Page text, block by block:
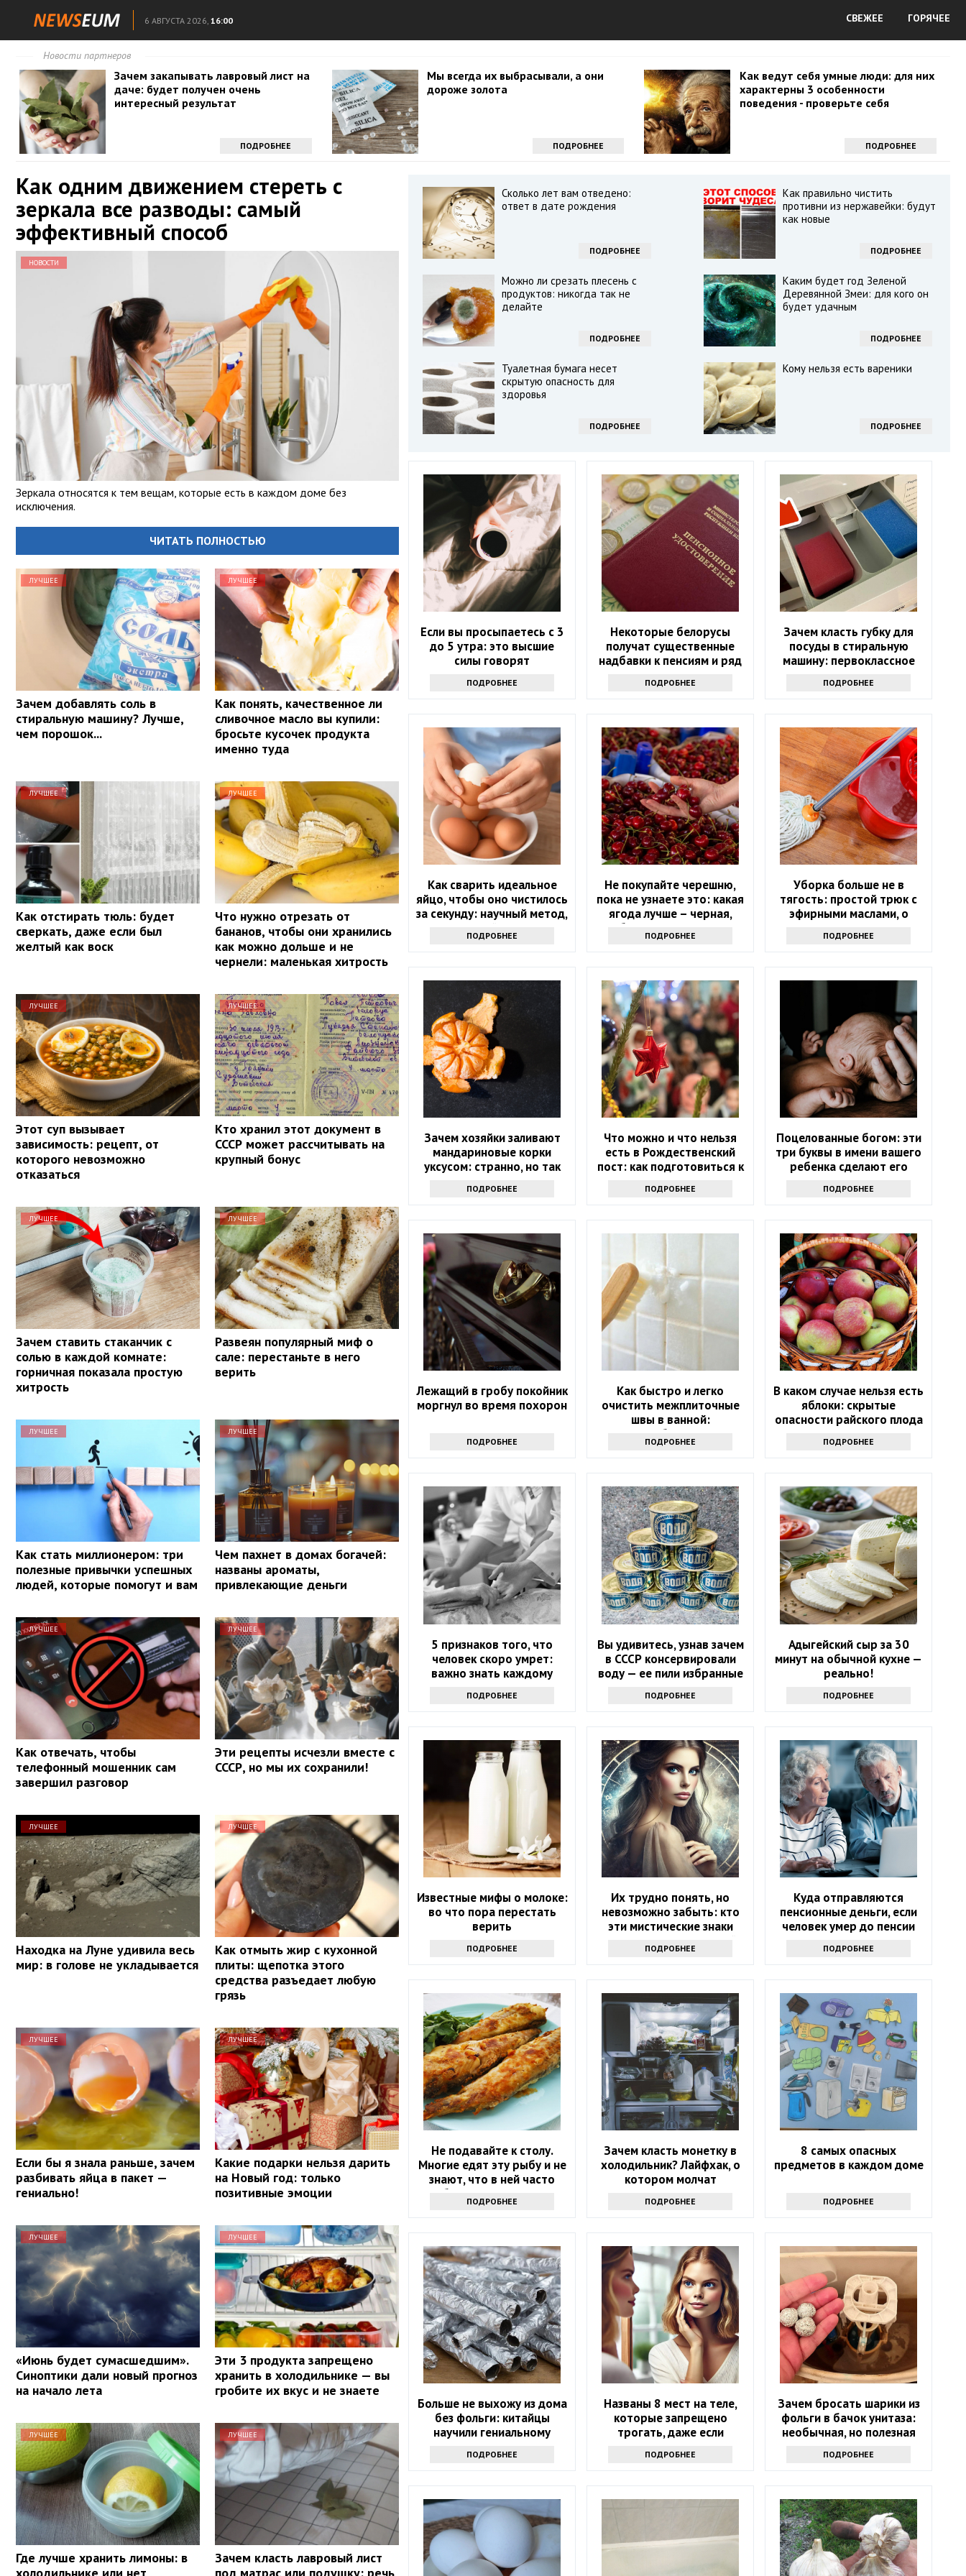
6 АВГУСТА 2026, 16:00 СВЕЖЕЕ ГОРЯЧЕЕ
Новости партнеров
Зачем закапывать лавровый лист на
даче: будет получен очень
интересный результат
ПОДРОБНЕЕ
Мы всегда их выбрасывали, а они
дороже золота
ПОДРОБНЕЕ
Как ведут себя умные люди: для них
характерны 3 особенности
поведения - проверьте себя
ПОДРОБНЕЕ
Как одним движением стереть с
зеркала все разводы: самый
эффективный способ
НОВОСТИ
Зеркала относятся к тем вещам, которые есть в каждом доме без
исключения.
ЧИТАТЬ ПОЛНОСТЬЮ
ЛУЧШЕЕ
Зачем добавлять соль в
стиральную машину? Лучше,
чем порошок...
ЛУЧШЕЕ
Как понять, качественное ли
сливочное масло вы купили:
бросьте кусочек продукта
именно туда
ЛУЧШЕЕ
Как отстирать тюль: будет
сверкать, даже если был
желтый как воск
ЛУЧШЕЕ
Что нужно отрезать от
бананов, чтобы они хранились
как можно дольше и не
чернели: маленькая хитрость
ЛУЧШЕЕ
Этот суп вызывает
зависимость: рецепт, от
которого невозможно
отказаться
ЛУЧШЕЕ
Кто хранил этот документ в
СССР может рассчитывать на
крупный бонус
ЛУЧШЕЕ
Зачем ставить стаканчик с
солью в каждой комнате:
горничная показала простую
хитрость
ЛУЧШЕЕ
Развеян популярный миф о
сале: перестаньте в него
верить
ЛУЧШЕЕ
Как стать миллионером: три
полезные привычки успешных
людей, которые помогут и вам
ЛУЧШЕЕ
Чем пахнет в домах богачей:
названы ароматы,
привлекающие деньги
ЛУЧШЕЕ
Как отвечать, чтобы
телефонный мошенник сам
завершил разговор
ЛУЧШЕЕ
Эти рецепты исчезли вместе с
СССР, но мы их сохранили!
ЛУЧШЕЕ
Находка на Луне удивила весь
мир: в голове не укладывается
ЛУЧШЕЕ
Как отмыть жир с кухонной
плиты: щепотка этого
средства разъедает любую
грязь
ЛУЧШЕЕ
Если бы я знала раньше, зачем
разбивать яйца в пакет —
гениально!
ЛУЧШЕЕ
Какие подарки нельзя дарить
на Новый год: только
позитивные эмоции
ЛУЧШЕЕ
«Июнь будет сумасшедшим».
Синоптики дали новый прогноз
на начало лета
ЛУЧШЕЕ
Эти 3 продукта запрещено
хранить в холодильнике — вы
гробите их вкус и не знаете
ЛУЧШЕЕ
Где лучше хранить лимоны: в
холодильнике или нет
ЛУЧШЕЕ
Зачем класть лавровый лист
под матрас или подушку: речь
Сколько лет вам отведено:
ответ в дате рождения
ПОДРОБНЕЕ
Как правильно чистить
противни из нержавейки: будут
как новые
ПОДРОБНЕЕ
Можно ли срезать плесень с
продуктов: никогда так не
делайте
ПОДРОБНЕЕ
Каким будет год Зеленой
Деревянной Змеи: для кого он
будет удачным
ПОДРОБНЕЕ
Туалетная бумага несет
скрытую опасность для
здоровья
ПОДРОБНЕЕ
Кому нельзя есть вареники
ПОДРОБНЕЕ
Если вы просыпаетесь с 3
до 5 утра: это высшие
силы говорят
ПОДРОБНЕЕ
Некоторые белорусы
получат существенные
надбавки к пенсиям и ряд
ПОДРОБНЕЕ
Зачем класть губку для
посуды в стиральную
машину: первоклассное
ПОДРОБНЕЕ
Как сварить идеальное
яйцо, чтобы оно чистилось
за секунду: научный метод,
основанный на физике
ПОДРОБНЕЕ
Не покупайте черешню,
пока не узнаете это: какая
ягода лучше – черная,
белая или розовая
ПОДРОБНЕЕ
Уборка больше не в
тягость: простой трюк с
эфирными маслами, о
ПОДРОБНЕЕ
Зачем хозяйки заливают
мандариновые корки
уксусом: странно, но так
ПОДРОБНЕЕ
Что можно и что нельзя
есть в Рождественский
пост: как подготовиться к
ПОДРОБНЕЕ
Поцелованные богом: эти
три буквы в имени вашего
ребенка сделают его
ПОДРОБНЕЕ
Лежащий в гробу покойник
моргнул во время похорон
ПОДРОБНЕЕ
Как быстро и легко
очистить межплиточные
швы в ванной:
понадобится соль
ПОДРОБНЕЕ
В каком случае нельзя есть
яблоки: скрытые
опасности райского плода
ПОДРОБНЕЕ
5 признаков того, что
человек скоро умрет:
важно знать каждому
ПОДРОБНЕЕ
Вы удивитесь, узнав зачем
в СССР консервировали
воду — ее пили избранные
ПОДРОБНЕЕ
Адыгейский сыр за 30
минут на обычной кухне —
реально!
ПОДРОБНЕЕ
Известные мифы о молоке:
во что пора перестать
верить
ПОДРОБНЕЕ
Их трудно понять, но
невозможно забыть: кто
эти мистические знаки
зодиака — хранители тайн
ПОДРОБНЕЕ
Куда отправляются
пенсионные деньги, если
человек умер до пенсии
ПОДРОБНЕЕ
Не подавайте к столу.
Многие едят эту рыбу и не
знают, что в ней часто
бывают паразиты
ПОДРОБНЕЕ
Зачем класть монетку в
холодильник? Лайфхак, о
котором молчат
ПОДРОБНЕЕ
8 самых опасных
предметов в каждом доме
ПОДРОБНЕЕ
Больше не выхожу из дома
без фольги: китайцы
научили гениальному
ПОДРОБНЕЕ
Названы 8 мест на теле,
которые запрещено
трогать, даже если
ПОДРОБНЕЕ
Зачем бросать шарики из
фольги в бачок унитаза:
необычная, но полезная
ПОДРОБНЕЕ